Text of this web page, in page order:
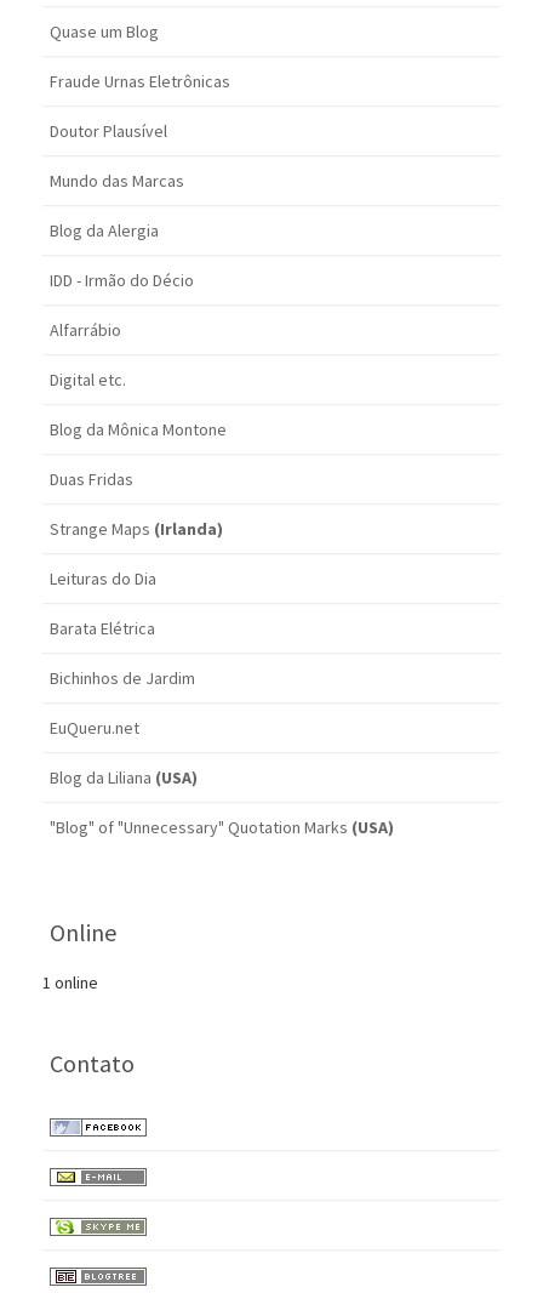
Quase um Blog
Fraude Urnas Eletrônicas
Doutor Plausível
Mundo das Marcas
Blog da Alergia
IDD - Irmão do Décio
Alfarrábio
Digital etc.
Blog da Mônica Montone
Duas Fridas
Strange Maps (Irlanda)
Leituras do Dia
Barata Elétrica
Bichinhos de Jardim
EuQueru.net
Blog da Liliana (USA)
"Blog" of "Unnecessary" Quotation Marks (USA)
Online
1 online
Contato